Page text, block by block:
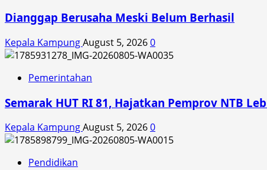
Dianggap Berusaha Meski Belum Berhasil
Kepala KampungAugust 5, 20260
Pemerintahan
Semarak HUT RI 81, Hajatkan Pemprov NTB
Kepala KampungAugust 5, 20260
Pendidikan